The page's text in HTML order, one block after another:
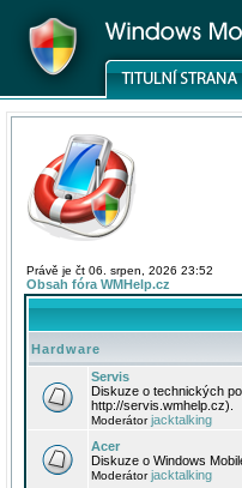
Právě je čt 06. srpen, 2026 23:52
Obsah fóra WMHelp.cz
Hardware
Servis
Diskuze o technických
http://servis.wmhelp.cz).
Moderátorjacktalking
Acer
Diskuze o Windows
Moderátorjacktalking